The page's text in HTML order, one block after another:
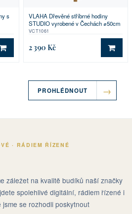
s
DO KOŠÍKU
VLAHA Dřevěné stříbrné hodiny
STUDIO vyrobené v Čechách ⌀50cm
VCT1061
2 390 Kč DO
PROHLÉDNOUT
· RÁDIEM ŘÍZENÉ
záležet na kvalitě budíků naší značky
spolehlivé digitální, rádiem řízené i
se rozhodli poskytnout